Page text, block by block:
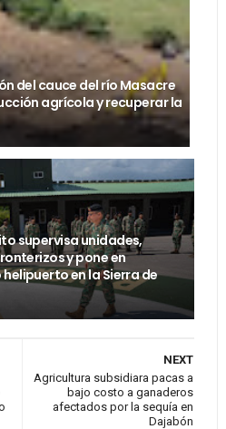
del cauce del río Masacre
agrícola y recuperar la
supervisa unidades,
y pone en
en la Sierra de
NEXT
Agricultura subsidiara pacas a
bajo costo a ganaderos
afectados por la sequía en
Dajabón